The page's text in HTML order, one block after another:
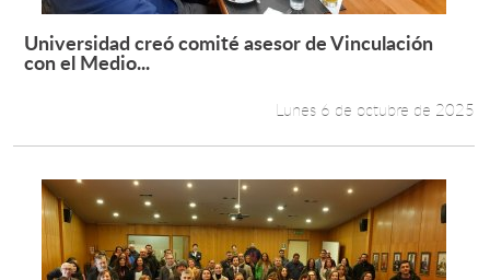
Leer más +
Universidad creó comité asesor de Vinculación
con el Medio...
Lunes 6 de octubre de 2025